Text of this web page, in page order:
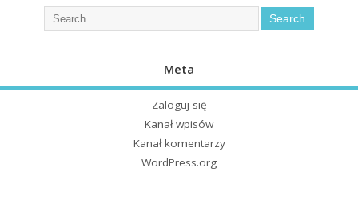
Meta
Zaloguj się
Kanał wpisów
Kanał komentarzy
WordPress.org